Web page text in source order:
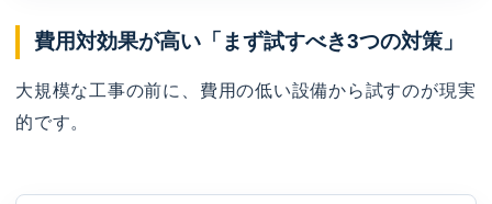
費用対効果が高い「まず試すべき3つの対策」
大規模な工事の前に、費用の低い設備から試すのが現実
的です。